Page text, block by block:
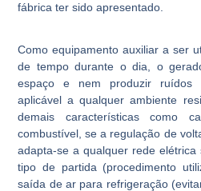
fábrica ter sido apresentado.
Como equipamento auxiliar a ser
de tempo durante o dia, o
espaço e nem produzir ruídos
aplicável a qualquer ambiente
demais características como
combustível, se a regulação de
adapta-se a qualquer rede
tipo de partida (procedimento
saída de ar para refrigeração